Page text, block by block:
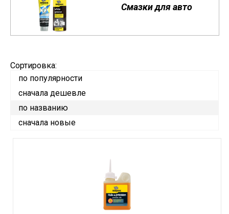
Смазки для авто
Сортировка:
по популярности
сначала дешевле
по названию
сначала новые